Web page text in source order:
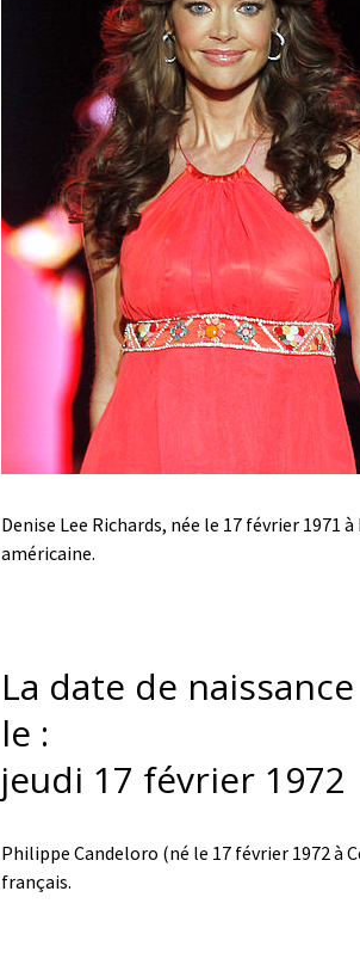
Denise Lee Richards, née le 17 février 1971
américaine.
La date de
le :
jeudi 17 février 1972
Philippe Candeloro (né le 17 février 1972 à
français.